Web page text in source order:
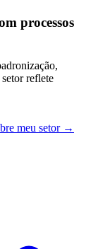
processos
reflete
meu setor →